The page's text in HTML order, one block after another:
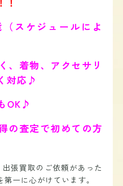
スケジュールによ
、着物、アクセサリ
対応♪
OK♪
の査定で初めての方
張買取のご依頼があった
一に心がけています。